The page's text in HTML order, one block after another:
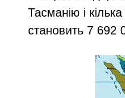
Тасманію і
становить 7 692